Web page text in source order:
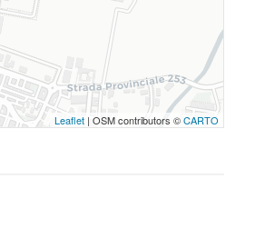
Leaflet | OSM contributors ©CARTO